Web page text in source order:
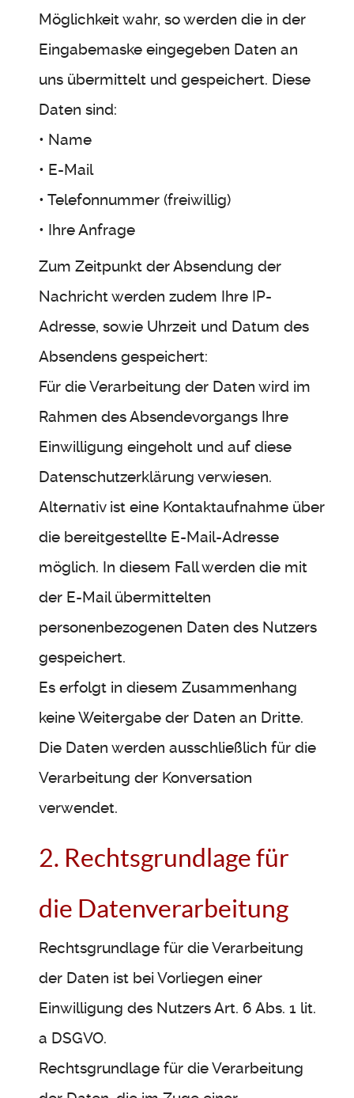
Möglichkeit wahr, so werden die in der
Eingabemaske eingegeben Daten an
uns übermittelt und gespeichert. Diese
Daten sind:
• Name
• E-Mail
• Telefonnummer (freiwillig)
• Ihre Anfrage
Zum Zeitpunkt der Absendung der
Nachricht werden zudem Ihre IP-
Adresse, sowie Uhrzeit und Datum des
Absendens gespeichert:
Für die Verarbeitung der Daten wird im
Rahmen des Absendevorgangs Ihre
Einwilligung eingeholt und auf diese
Datenschutzerklärung verwiesen.
Alternativ ist eine Kontaktaufnahme über
die bereitgestellte E-Mail-Adresse
möglich. In diesem Fall werden die mit
der E-Mail übermittelten
personenbezogenen Daten des Nutzers
gespeichert.
Es erfolgt in diesem Zusammenhang
keine Weitergabe der Daten an Dritte.
Die Daten werden ausschließlich für die
Verarbeitung der Konversation
verwendet.
2. Rechtsgrundlage für
die Datenverarbeitung
Rechtsgrundlage für die Verarbeitung
der Daten ist bei Vorliegen einer
Einwilligung des Nutzers Art. 6 Abs. 1 lit.
a DSGVO.
Rechtsgrundlage für die Verarbeitung